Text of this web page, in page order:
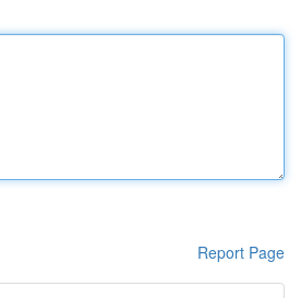
Report Page